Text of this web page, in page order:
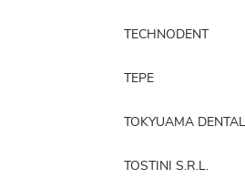
TECHNODENT
TEPE
TOKYUAMA DENTAL
TOSTINI S.R.L.